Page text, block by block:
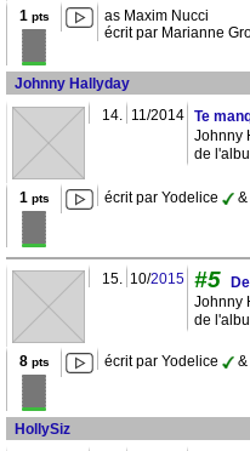
1 pts
as Maxim Nucci
écrit par Marianne
Johnny Hallyday
14. 11/2014
Te
Johnny
de
1 pts écrit par Yodelice &
15. 10/2015 #5
Johnny
de
8pts écrit par Yodelice &
HollySiz